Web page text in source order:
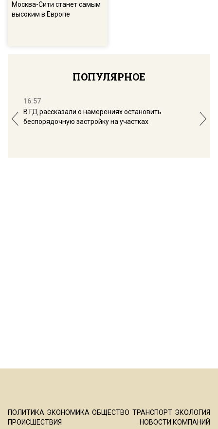
Москва-Сити станет самым
высоким в Европе
ПОПУЛЯРНОЕ
16:57
В ГД рассказали о намерениях остановить
беспорядочную застройку на участках
ПОЛИТИКА ЭКОНОМИКА ОБЩЕСТВО ТРАНСПОРТ ЭКОЛОГИЯ
ПРОИСШЕСТВИЯ
НОВОСТИ КОМПАНИЙ